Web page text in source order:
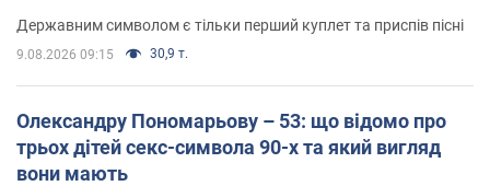
Державним символом є тільки перший куплет та приспів пісні
9.08.2026 09:15 30,9 т.
Олександру Пономарьову – 53: що відомо про
трьох дітей секс-символа 90-х та який вигляд
вони мають